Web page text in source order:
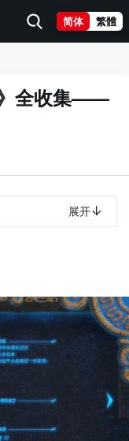
简体 繁體
》全收集——
展开